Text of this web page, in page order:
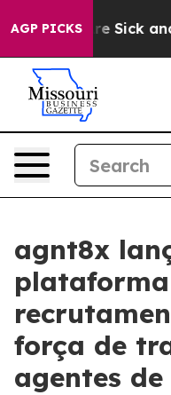
AGP PICKSAre Sick and
agnt8x
força de
agentes